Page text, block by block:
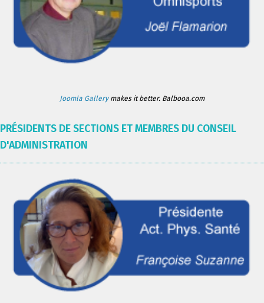
Joomla Gallerymakes it better. Balbooa.com
PRÉSIDENTS DE SECTIONS ET MEMBRES DU CONSEIL
D'ADMINISTRATION